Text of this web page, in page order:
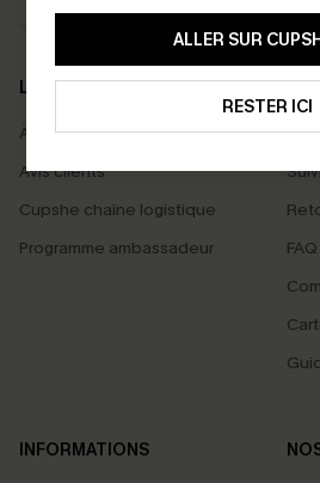
ALLER SUR
RESTER ICI
LA MARQUE
À propos de nous
Avis clients
Cupshe chaîne logistique
Programme ambassadeur
FAQ
INFORMATIONS